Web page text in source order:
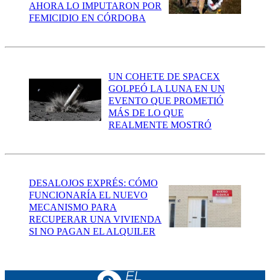
AHORA LO IMPUTARON POR
FEMICIDIO EN CÓRDOBA
UN COHETE DE SPACEX
GOLPEÓ LA LUNA EN UN
EVENTO QUE PROMETIÓ
MÁS DE LO QUE
REALMENTE MOSTRÓ
DESALOJOS EXPRÉS: CÓMO
FUNCIONARÍA EL NUEVO
MECANISMO PARA
RECUPERAR UNA VIVIENDA
SI NO PAGAN EL ALQUILER